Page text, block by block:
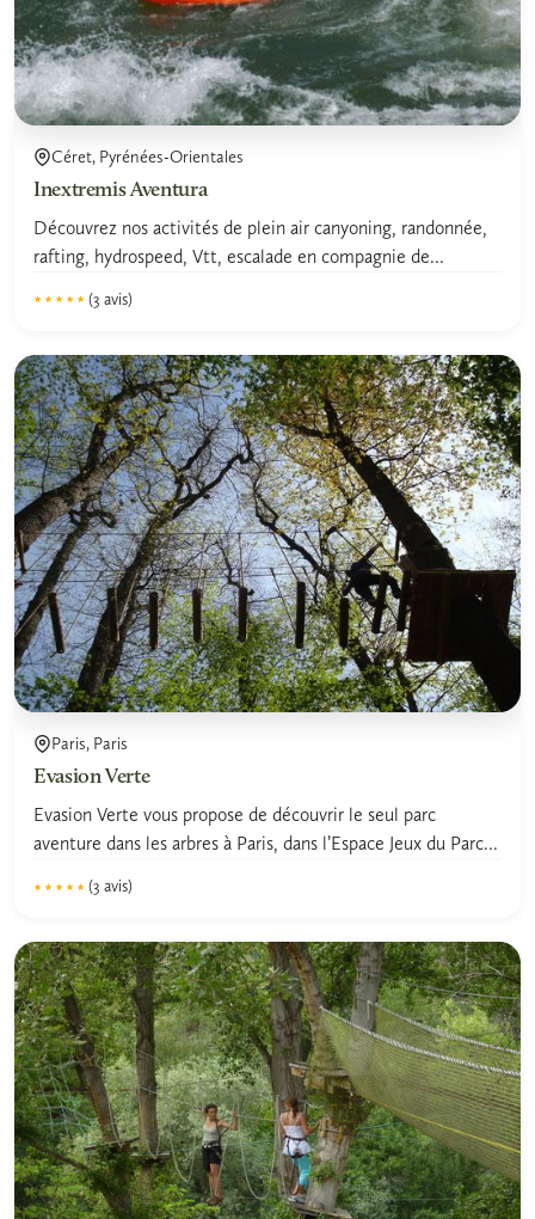
Céret, Pyrénées-Orientales
Inextremis Aventura
Découvrez nos activités de plein air canyoning, randonnée,
rafting, hydrospeed, Vtt, escalade en compagnie de...
★★★★★
★★★★★ (3 avis)
Paris, Paris
Evasion Verte
Evasion Verte vous propose de découvrir le seul parc
aventure dans les arbres à Paris, dans l’Espace Jeux du Parc...
★★★★★
★★★★★ (3 avis)